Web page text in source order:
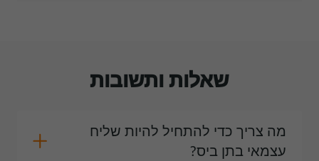
שאלות ותשובות
מה צריך כדי להתחיל להיות שליח
עצמאי בתן ביס?